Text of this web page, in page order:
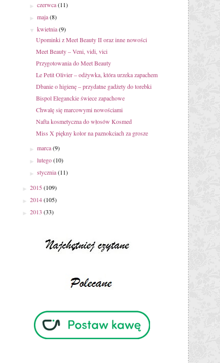
►czerwca(11)
►maja(8)
▼kwietnia(9)
Upominki z Meet Beauty II oraz inne nowości
Meet Beauty – Veni, vidi, vici
Przygotowania do Meet Beauty
Le Petit Olivier – odżywka, która urzeka zapachem
Dbanie o higienę – przydatne gadżety do torebki
Bispol Eleganckie świece zapachowe
Chwalę się marcowymi nowościami
Nafta kosmetyczna do włosów Kosmed
Miss X piękny kolor na paznokciach za grosze
►marca(9)
►lutego(10)
►stycznia(11)
► 2015(109)
► 2014(105)
► 2013 (33)